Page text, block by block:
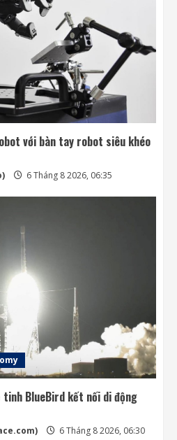
tiên Starlink khiến các đối thủ
vụ phóng
8 2026, 19:07
với bàn tay robot siêu khéo
6 Tháng 8 2026, 06:35
tinh BlueBird kết nối di động
6 Tháng 8 2026, 06:30